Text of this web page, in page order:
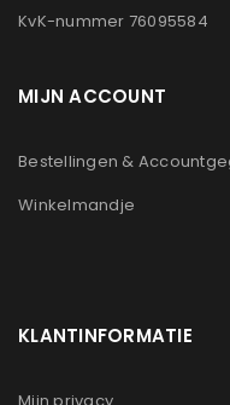
KvK-nummer 76095584
MIJN ACCOUNT
Bestellingen &
Winkelmandje
KLANTINFORMATIE